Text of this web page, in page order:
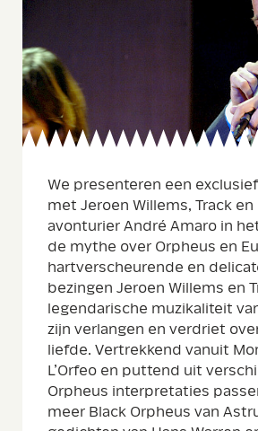
We presenteren een
met Jeroen Willems, Track en
avonturier André Amaro in
de mythe over Orpheus en
hartverscheurende en
bezingen Jeroen Willems en
legendarische muzikaliteit
zijn verlangen en verdriet
liefde. Vertrekkend vanuit
L’Orfeo en puttend uit
Orpheus interpretaties
meer Black Orpheus van